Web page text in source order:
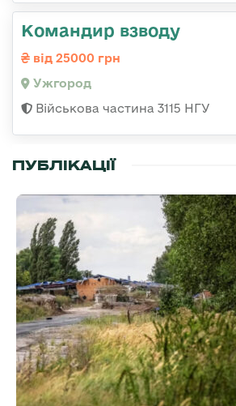
Командир взводу
від 25000 грн
Ужгород
Військова частина 3115 НГУ
ПУБЛІКАЦІЇ